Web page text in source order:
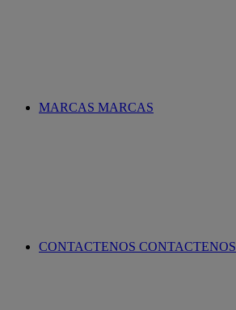
MARCAS MARCAS
CONTACTENOS CONTACTENOS